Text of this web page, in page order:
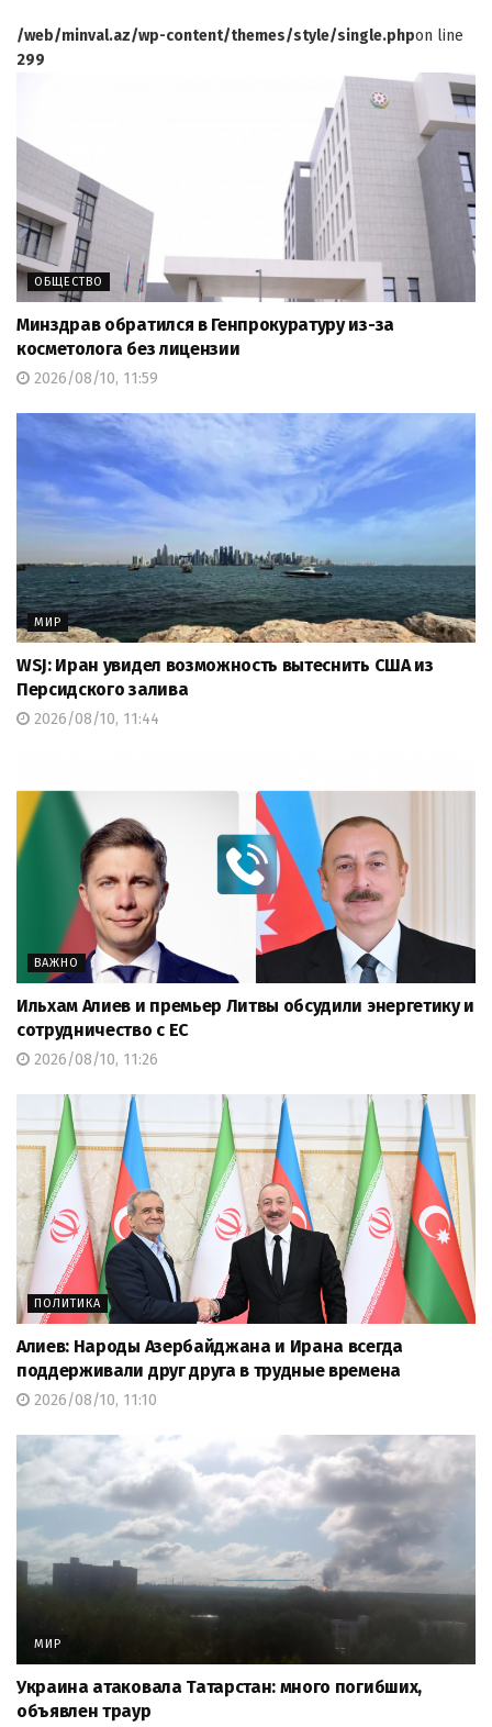
/web/minval.az/wp-content/themes/style/single.phpon line
299
ОБЩЕСТВО
Минздрав обратился в Генпрокуратуру из-за
косметолога без лицензии
2026/08/10, 11:59
МИР
WSJ: Иран увидел возможность вытеснить США из
Персидского залива
2026/08/10, 11:44
ВАЖНО
Ильхам Алиев и премьер Литвы обсудили энергетику и
сотрудничество с ЕС
2026/08/10, 11:26
ПОЛИТИКА
Алиев: Народы Азербайджана и Ирана всегда
поддерживали друг друга в трудные времена
2026/08/10, 11:10
МИР
Украина атаковала Татарстан: много погибших,
объявлен траур